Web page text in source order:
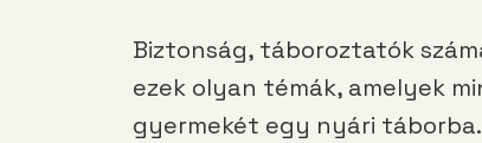
Biztonság, táboroztatók
ezek olyan témák, amelyek
gyermekét egy nyári